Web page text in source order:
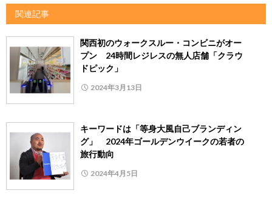
関連記事
関西初のウォークスルー・コンビニがオー
プン 24時間レジレスの無人店舗「クラウ
ドピック」
2024年3月13日
キーワードは「等身大風自己ブランディン
グ」 2024年ゴールデンウイークの若者の
旅行動向
2024年4月5日